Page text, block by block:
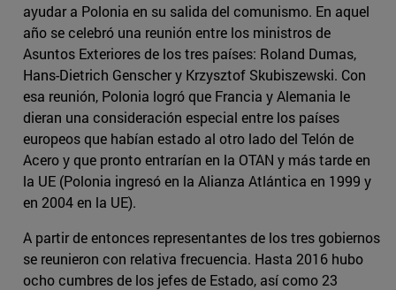
ayudar a Polonia en su salida del comunismo. En aquel
año se celebró una reunión entre los ministros de
Asuntos Exteriores de los tres países: Roland Dumas,
Hans-Dietrich Genscher y Krzysztof Skubiszewski. Con
esa reunión, Polonia logró que Francia y Alemania le
dieran una consideración especial entre los países
europeos que habían estado al otro lado del Telón de
Acero y que pronto entrarían en la OTAN y más tarde en
la UE (Polonia ingresó en la Alianza Atlántica en 1999 y
en 2004 en la UE).
A partir de entonces representantes de los tres gobiernos
se reunieron con relativa frecuencia. Hasta 2016 hubo
ocho cumbres de los jefes de Estado, así como 23